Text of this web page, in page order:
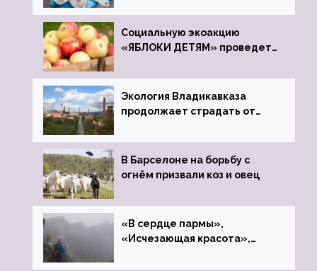
Социальную экоакцию
«ЯБЛОКИ ДЕТЯМ» проведет
Экология Владикавказа
продолжает страдать от
В Барселоне на борьбу с
огнём призвали коз и овец
«В сердце пармы»,
«Исчезающая красота»,